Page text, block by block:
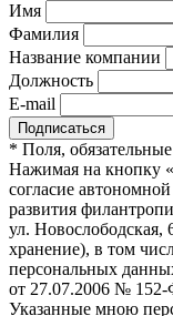
Имя
Фамилия
Название компании
Должность
E-mail
* Поля,
Нажимая на кнопку
согласие
развития
ул. Новослободская,
хранение), в том
персональных
от 27.07.2006 №
Указанные мною